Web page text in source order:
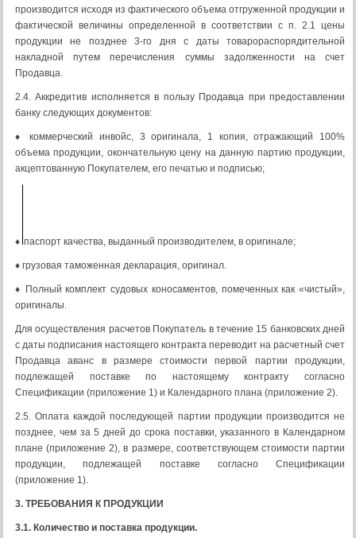
производится исходя из фактического объема отгруженной продукции и
фактической величины определенной в соответствии с п. 2.1 цены
продукции не позднее 3-го дня с даты товарораспорядительной
накладной путем перечисления суммы задолженности на счет
Продавца.
2.4. Аккредитив исполняется в пользу Продавца при предоставлении
банку следующих документов:
♦ коммерческий инвойс, 3 оригинала, 1 копия, отражающий 100%
объема продукции, окончательную цену на данную партию продукции,
акцептованную Покупателем, его печатью и подписью;
♦ паспорт качества, выданный производителем, в оригинале;
♦ грузовая таможенная декларация, оригинал.
♦ Полный комплект судовых коносаментов, помеченных как «чистый»,
оригиналы.
Для осуществления расчетов Покупатель в течение 15 банковских дней
с даты подписания настоящего контракта переводит на расчетный счет
Продавца аванс в размере стоимости первой партии продукции,
подлежащей поставке по настоящему контракту согласно
Спецификации (приложение 1) и Календарного плана (приложение 2).
2.5. Оплата каждой последующей партии продукции производится не
позднее, чем за 5 дней до срока поставки, указанного в Календарном
плане (приложение 2), в размере, соответствующем стоимости партии
продукции, подлежащей поставке согласно Спецификации
(приложение 1).
3. ТРЕБОВАНИЯ К ПРОДУКЦИИ
3.1. Количество и поставка продукции.